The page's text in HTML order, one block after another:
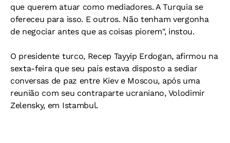
que querem atuar como mediadores. A Turquia se
ofereceu para isso. E outros. Não tenham vergonha
de negociar antes que as coisas piorem", instou.
O presidente turco, Recep Tayyip Erdogan, afirmou na
sexta-feira que seu país estava disposto a sediar
conversas de paz entre Kiev e Moscou, após uma
reunião com seu contraparte ucraniano, Volodimir
Zelensky, em Istambul.